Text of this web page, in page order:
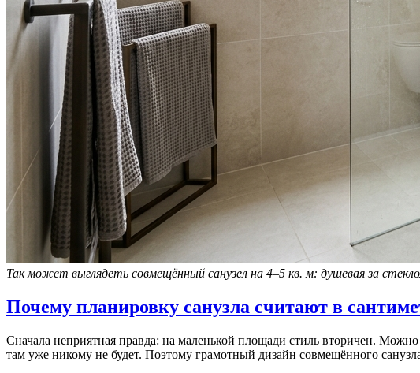
Так может выглядеть совмещённый санузел на 4–5 кв. м: душевая за
Почему планировку санузла считают в
Сначала неприятная правда: на маленькой площади стиль вторичен.
там уже никому не будет. Поэтому грамотный дизайн совмещённого